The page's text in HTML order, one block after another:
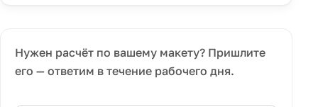
Нужен расчёт по вашему макету? Пришлите
его — ответим в течение рабочего дня.